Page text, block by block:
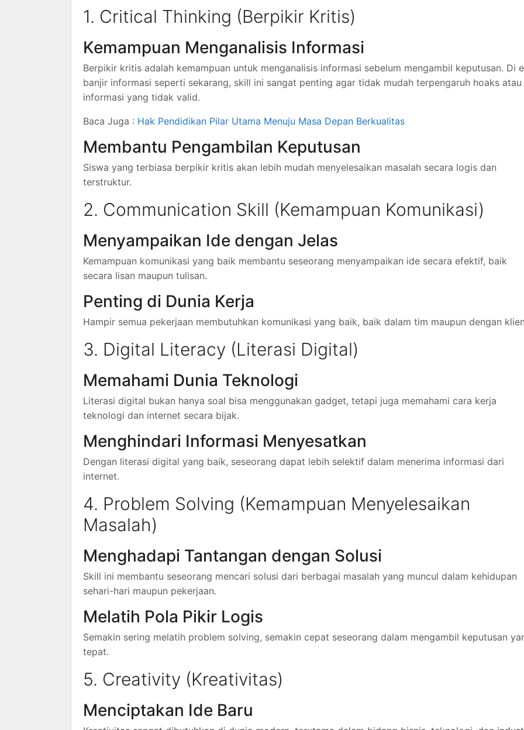
1. Critical Thinking (Berpikir Kritis)
Kemampuan Menganalisis Informasi
Berpikir kritis adalah kemampuan untuk menganalisis informasi sebelum mengambil keputusan. Di
banjir informasi seperti sekarang, skill ini sangat penting agar tidak mudah terpengaruh hoaks atau
informasi yang tidak valid.
Baca Juga : Hak Pendidikan Pilar Utama Menuju Masa Depan Berkualitas
Membantu Pengambilan Keputusan
Siswa yang terbiasa berpikir kritis akan lebih mudah menyelesaikan masalah secara logis dan
terstruktur.
2. Communication Skill (Kemampuan Komunikasi)
Menyampaikan Ide dengan Jelas
Kemampuan komunikasi yang baik membantu seseorang menyampaikan ide secara efektif, baik
secara lisan maupun tulisan.
Penting di Dunia Kerja
Hampir semua pekerjaan membutuhkan komunikasi yang baik, baik dalam tim maupun dengan
3. Digital Literacy (Literasi Digital)
Memahami Dunia Teknologi
Literasi digital bukan hanya soal bisa menggunakan gadget, tetapi juga memahami cara kerja
teknologi dan internet secara bijak.
Menghindari Informasi Menyesatkan
Dengan literasi digital yang baik, seseorang dapat lebih selektif dalam menerima informasi dari
internet.
4. Problem Solving (Kemampuan Menyelesaikan
Masalah)
Menghadapi Tantangan dengan Solusi
Skill ini membantu seseorang mencari solusi dari berbagai masalah yang muncul dalam kehidupan
sehari-hari maupun pekerjaan.
Melatih Pola Pikir Logis
Semakin sering melatih problem solving, semakin cepat seseorang dalam mengambil keputusan
tepat.
5. Creativity (Kreativitas)
Menciptakan Ide Baru